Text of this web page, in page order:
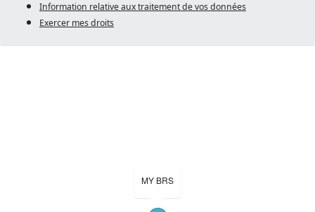
Information relative aux traitement de vos données
Exercer mes droits
MY BRS